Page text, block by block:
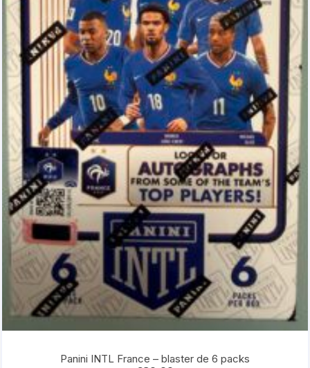
Panini INTL France – blaster de 6 packs